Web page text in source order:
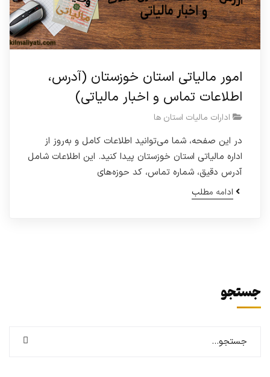
امور مالیاتی استان خوزستان (آدرس،
اطلاعات تماس و اخبار مالیاتی)
ادارات مالیات استان ها
در این صفحه، شما می‌توانید اطلاعات کامل و به‌روز از
اداره مالیاتی استان خوزستان پیدا کنید. این اطلاعات شامل
آدرس دقیق، شماره تماس، کد حوزه‌های
ادامه مطلب
جستجو